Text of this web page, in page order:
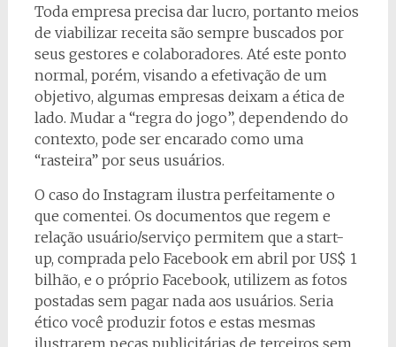
Toda empresa precisa dar lucro, portanto meios
de viabilizar receita são sempre buscados por
seus gestores e colaboradores. Até este ponto
normal, porém, visando a efetivação de um
objetivo, algumas empresas deixam a ética de
lado. Mudar a “regra do jogo”, dependendo do
contexto, pode ser encarado como uma
“rasteira” por seus usuários.
O caso do Instagram ilustra perfeitamente o
que comentei. Os documentos que regem e
relação usuário/serviço permitem que a start-
up, comprada pelo Facebook em abril por US$ 1
bilhão, e o próprio Facebook, utilizem as fotos
postadas sem pagar nada aos usuários. Seria
ético você produzir fotos e estas mesmas
ilustrarem peças publicitárias de terceiros sem